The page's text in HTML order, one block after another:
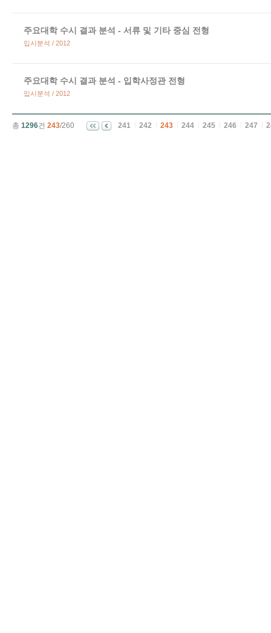
주요대학 수시 결과 분석 - 서류 및 기타 중심 전형
입시분석 / 2012
주요대학 수시 결과 분석 - 입학사정관 전형
입시분석 / 2012
총 1296건 243/260 241 242 243 244 245 246 247